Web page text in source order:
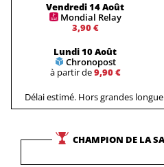
Vendredi 14 Août
Mondial Relay
3,90 €
Lundi 10 Août
Chronopost
à partir de9,90 €
Délai estimé. Hors grandes
CHAMPION DE LA